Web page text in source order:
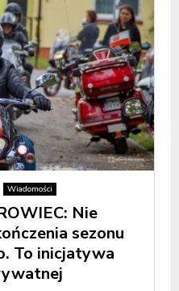
Wiadomości
Nie
sezonu
To inicjatywa